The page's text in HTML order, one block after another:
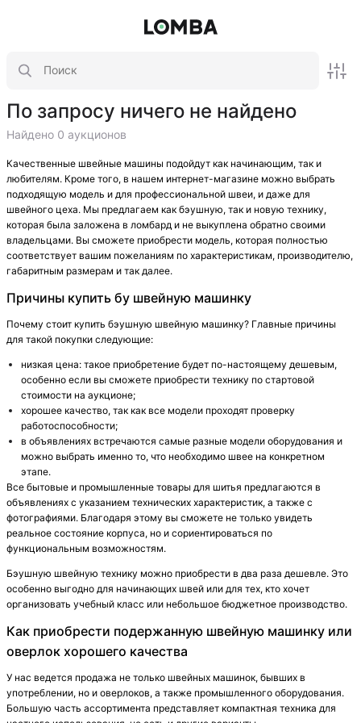
По запросу ничего не найдено
Найдено 0 аукционов
Качественные швейные машины подойдут как начинающим, так и
любителям. Кроме того, в нашем интернет-магазине можно выбрать
подходящую модель и для профессиональной швеи, и даже для
швейного цеха. Мы предлагаем как бэушную, так и новую технику,
которая была заложена в ломбард и не выкуплена обратно своими
владельцами. Вы сможете приобрести модель, которая полностью
соответствует вашим пожеланиям по характеристикам, производителю,
габаритным размерам и так далее.
Причины купить бу швейную машинку
Почему стоит купить бэушную швейную машинку? Главные причины
для такой покупки следующие:
низкая цена: такое приобретение будет по-настоящему дешевым,
особенно если вы сможете приобрести технику по стартовой
стоимости на аукционе;
хорошее качество, так как все модели проходят проверку
работоспособности;
в объявлениях встречаются самые разные модели оборудования и
можно выбрать именно то, что необходимо швее на конкретном
этапе.
Все бытовые и промышленные товары для шитья предлагаются в
объявлениях с указанием технических характеристик, а также с
фотографиями. Благодаря этому вы сможете не только увидеть
реальное состояние корпуса, но и сориентироваться по
функциональным возможностям.
Бэушную швейную технику можно приобрести в два раза дешевле. Это
особенно выгодно для начинающих швей или для тех, кто хочет
организовать учебный класс или небольшое бюджетное производство.
Как приобрести подержанную швейную машинку или
оверлок хорошего качества
У нас ведется продажа не только швейных машинок, бывших в
употреблении, но и оверлоков, а также промышленного оборудования.
Большую часть ассортимента представляет компактная техника для